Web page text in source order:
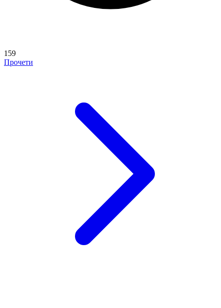
159
Прочети